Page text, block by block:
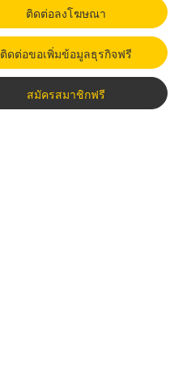
ติดต่อลงโฆษณา
ติดต่อขอเพิ่มข้อมูลธุรกิจฟรี
สมัครสมาชิกฟรี